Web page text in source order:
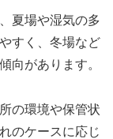
夏場や湿気の多
すく、冬場など
向があります。
の環境や保管状
のケースに応じ